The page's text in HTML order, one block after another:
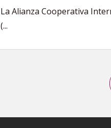
La Alianza Cooperativa
(...